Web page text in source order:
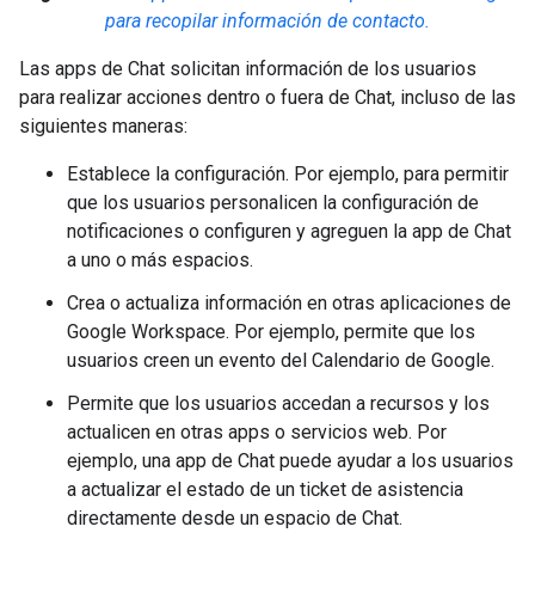
para recopilar información de contacto.
Las apps de Chat solicitan información de los usuarios
para realizar acciones dentro o fuera de Chat, incluso de las
siguientes maneras:
Establece la configuración. Por ejemplo, para permitir
que los usuarios personalicen la configuración de
notificaciones o configuren y agreguen la app de Chat
a uno o más espacios.
Crea o actualiza información en otras aplicaciones de
Google Workspace. Por ejemplo, permite que los
usuarios creen un evento del Calendario de Google.
Permite que los usuarios accedan a recursos y los
actualicen en otras apps o servicios web. Por
ejemplo, una app de Chat puede ayudar a los usuarios
a actualizar el estado de un ticket de asistencia
directamente desde un espacio de Chat.